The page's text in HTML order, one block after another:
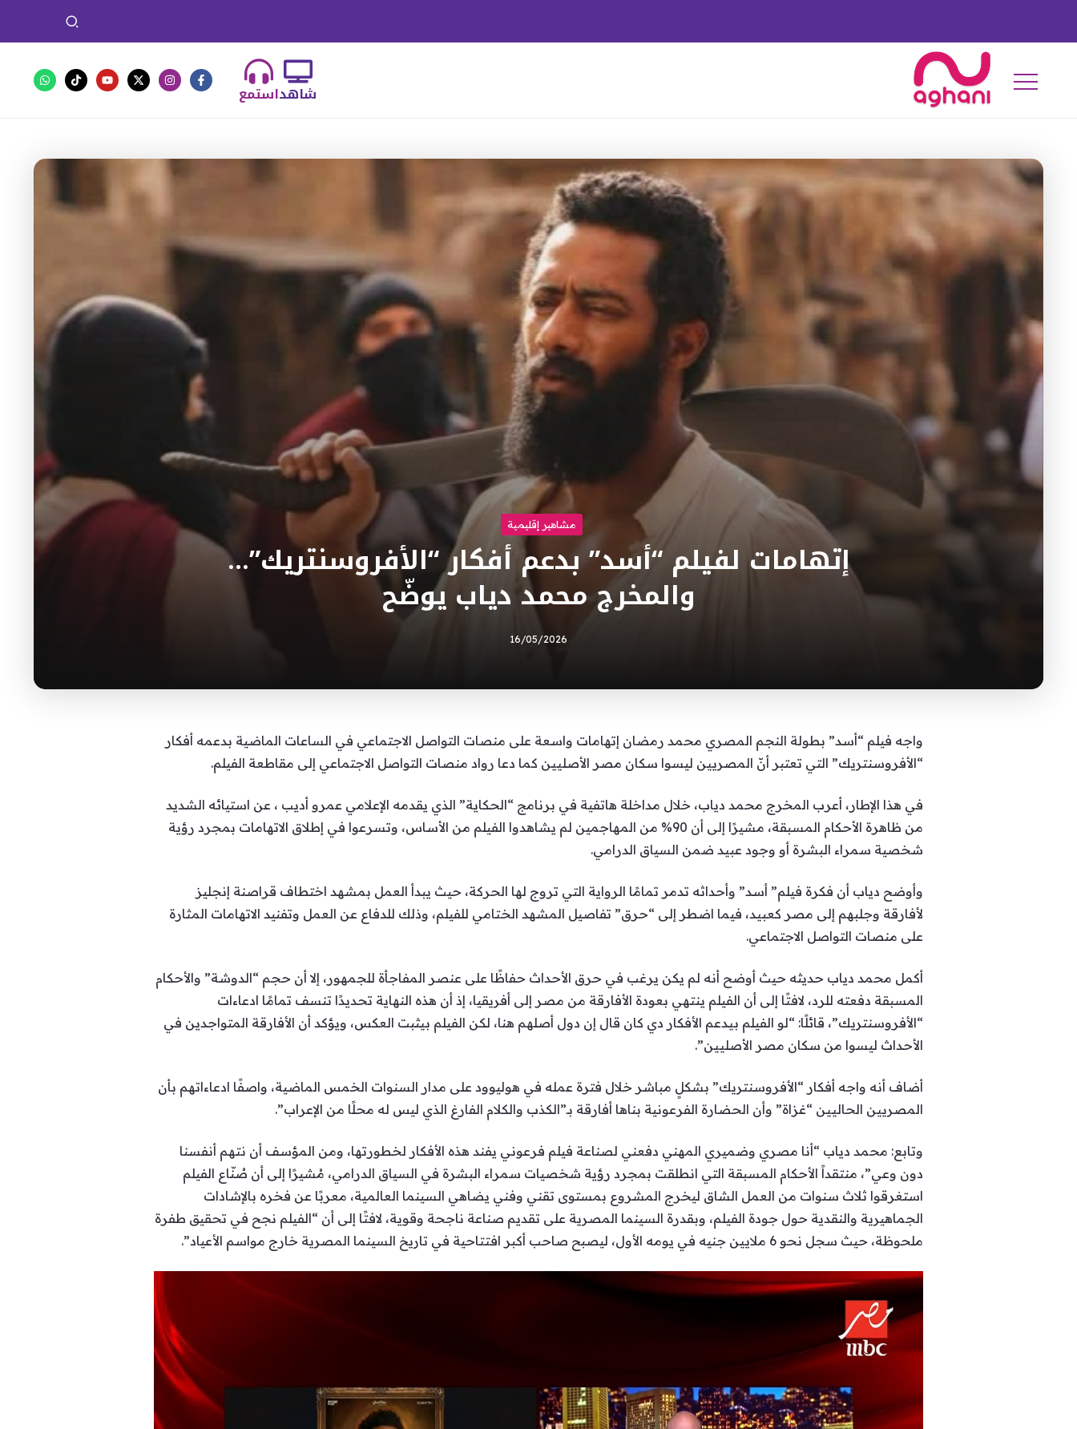
استمعشاهد
مشاهير إقليمية
إتهامات لفيلم “أسد” بدعم أفكار “الأفروسنتريك”…
والمخرج محمد دياب يوضّح
16/05/2026
واجه فيلم “أسد” بطولة النجم المصري محمد رمضان إتهامات واسعة على منصات التواصل الاجتماعي في الساعات الماضية بدعمه أفكار
“الأفروسنتريك” التي تعتبر أنّ المصريين ليسوا سكان مصر الأصليين كما دعا رواد منصات التواصل الاجتماعي إلى مقاطعة الفيلم.
في هذا الإطار، أعرب المخرج محمد دياب، خلال مداخلة هاتفية في برنامج “الحكاية” الذي يقدمه الإعلامي عمرو أديب ، عن استيائه الشديد
من ظاهرة الأحكام المسبقة، مشيرًا إلى أن 90% من المهاجمين لم يشاهدوا الفيلم من الأساس، وتسرعوا في إطلاق الاتهامات بمجرد رؤية
شخصية سمراء البشرة أو وجود عبيد ضمن السياق الدرامي.
وأوضح دياب أن فكرة فيلم” أسد” وأحداثه تدمر تمامًا الرواية التي تروج لها الحركة، حيث يبدأ العمل بمشهد اختطاف قراصنة إنجليز
لأفارقة وجلبهم إلى مصر كعبيد، فيما اضطر إلى “حرق” تفاصيل المشهد الختامي للفيلم، وذلك للدفاع عن العمل وتفنيد الاتهامات المثارة
على منصات التواصل الاجتماعي.
أكمل محمد دياب حديثه حيث أوضح أنه لم يكن يرغب في حرق الأحداث حفاظًا على عنصر المفاجأة للجمهور، إلا أن حجم “الدوشة” والأحكام
المسبقة دفعته للرد، لافتًا إلى أن الفيلم ينتهي بعودة الأفارقة من مصر إلى أفريقيا، إذ أن هذه النهاية تحديدًا تنسف تمامًا ادعاءات
“الأفروسنتريك”، قائلًا: “لو الفيلم بيدعم الأفكار دي كان قال إن دول أصلهم هنا، لكن الفيلم بيثبت العكس، ويؤكد أن الأفارقة المتواجدين في
الأحداث ليسوا من سكان مصر الأصليين”.
أضاف أنه واجه أفكار “الأفروسنتريك” بشكلٍ مباشر خلال فترة عمله في هوليوود على مدار السنوات الخمس الماضية، واصفًا ادعاءاتهم بأن
المصريين الحاليين “غزاة” وأن الحضارة الفرعونية بناها أفارقة بـ”الكذب والكلام الفارغ الذي ليس له محلًا من الإعراب”.
وتابع: محمد دياب “أنا مصري وضميري المهني دفعني لصناعة فيلم فرعوني يفند هذه الأفكار لخطورتها، ومن المؤسف أن نتهم أنفسنا
دون وعي”، منتقداً الأحكام المسبقة التي انطلقت بمجرد رؤية شخصيات سمراء البشرة في السياق الدرامي، مُشيرًا إلى أن صُنّاع الفيلم
استغرقوا ثلاث سنوات من العمل الشاق ليخرج المشروع بمستوى تقني وفني يضاهي السينما العالمية، معربًا عن فخره بالإشادات
الجماهيرية والنقدية حول جودة الفيلم، وبقدرة السينما المصرية على تقديم صناعة ناجحة وقوية، لافتًا إلى أن “الفيلم نجح في تحقيق طفرة
ملحوظة، حيث سجل نحو 6 ملايين جنيه في يومه الأول، ليصبح صاحب أكبر افتتاحية في تاريخ السينما المصرية خارج مواسم الأعياد”.